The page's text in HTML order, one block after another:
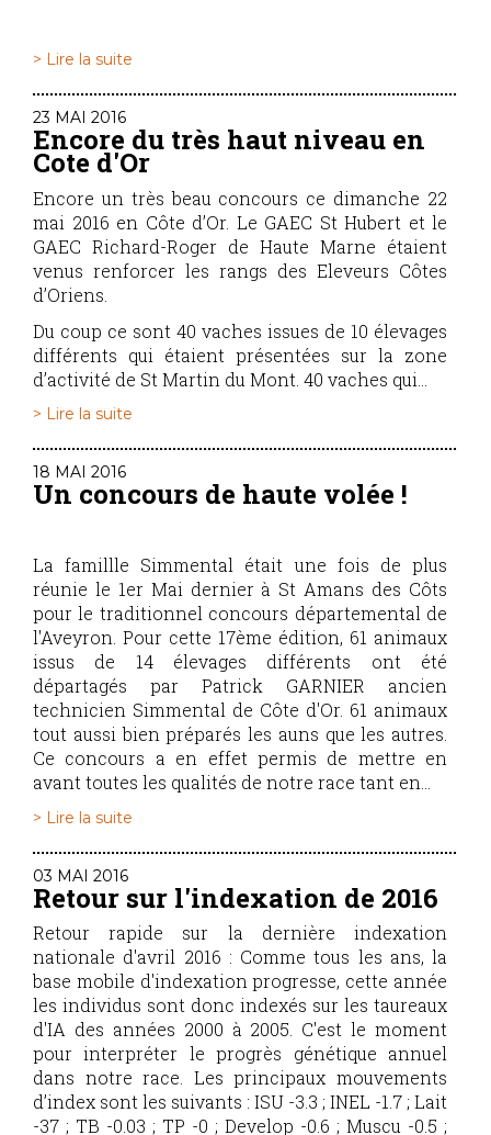
> Lire la suite
23 MAI 2016
Encore du très haut niveau en
Cote d'Or
Encore un très beau concours ce dimanche 22
mai 2016 en Côte d’Or. Le GAEC St Hubert et le
GAEC Richard-Roger de Haute Marne étaient
venus renforcer les rangs des Eleveurs Côtes
d’Oriens.
Du coup ce sont 40 vaches issues de 10 élevages
différents qui étaient présentées sur la zone
d’activité de St Martin du Mont. 40 vaches qui...
> Lire la suite
18 MAI 2016
Un concours de haute volée !
La famillle Simmental était une fois de plus
réunie le 1er Mai dernier à St Amans des Côts
pour le traditionnel concours départemental de
l'Aveyron. Pour cette 17ème édition, 61 animaux
issus de 14 élevages différents ont été
départagés par Patrick GARNIER ancien
technicien Simmental de Côte d'Or. 61 animaux
tout aussi bien préparés les auns que les autres.
Ce concours a en effet permis de mettre en
avant toutes les qualités de notre race tant en...
> Lire la suite
03 MAI 2016
Retour sur l'indexation de 2016
Retour rapide sur la dernière indexation
nationale d'avril 2016 : Comme tous les ans, la
base mobile d'indexation progresse, cette année
les individus sont donc indexés sur les taureaux
d'IA des années 2000 à 2005. C'est le moment
pour interpréter le progrès génétique annuel
dans notre race. Les principaux mouvements
d’index sont les suivants : ISU -3.3 ; INEL -1.7 ; Lait
-37 ; TB -0.03 ; TP -0 ; Develop -0.6 ; Muscu -0.5 ;